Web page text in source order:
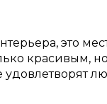
это